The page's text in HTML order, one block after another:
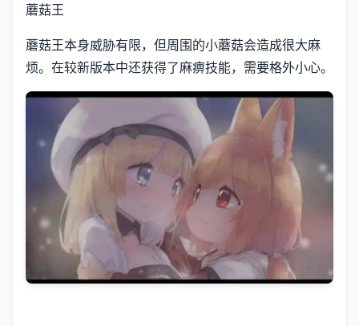
蘑菇王
蘑菇王本身威胁有限，但周围的小蘑菇会造成很大麻
烦。在较新版本中还获得了麻痹技能，需要格外小心。